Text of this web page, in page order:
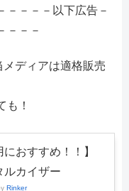
－－－－以下広告－
－－－
ディアは適格販売
も！
におすすめ！！】
ルカイザー
Rinker